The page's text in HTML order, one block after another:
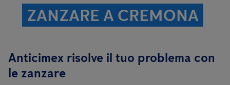
ZANZARE A CREMONA
Anticimex risolve il tuo problema con
le zanzare